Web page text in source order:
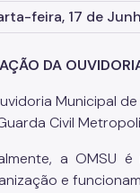
feira, 17 de
DA
Municipal
Civil
a OMSU
e